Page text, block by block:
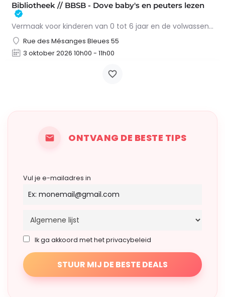
Bibliotheek // BBSB - Dove baby's en peuters lezen
Vermaak voor kinderen van 0 tot 6 jaar en de volwassenen die hen begeleiden.Gratis toegang zonder reservering…
Rue des Mésanges Bleues 55
3 oktober 2026 10h00 - 11h00
ONTVANG DE BESTE TIPS
Vul je e-mailadres in
Ik ga akkoord met het privacybeleid